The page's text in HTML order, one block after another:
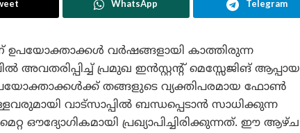
WhatsApp Telegram
ഉപയോക്താക്കൾ വർഷങ്ങളായി കാത്തിരുന്ന
അവതരിപ്പിച്ച് പ്രമുഖ ഇൻസ്റ്റന്റ് മെസ്സേജിങ് ആപ്പായ
ഉപയോക്താക്കൾക്ക് തങ്ങളുടെ വ്യക്തിപരമായ ഫോൺ
വാട്സാപ്പിൽ ബന്ധപ്പെടാൻ സാധിക്കുന്ന
മെറ്റ ഔദ്യോഗികമായി പ്രഖ്യാപിച്ചിരിക്കുന്നത്. ഈ ആഴ്ച